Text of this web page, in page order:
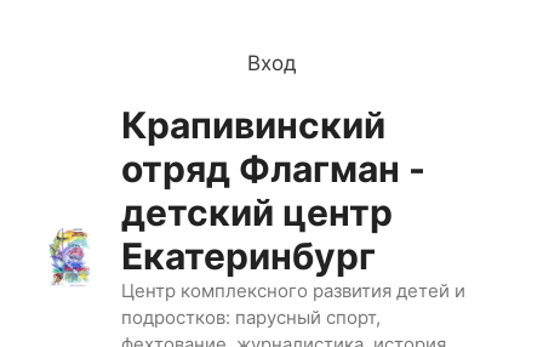
Вход
Крапивинский
отряд Флагман -
детский центр
Екатеринбург
Центр комплексного развития детей и
подростков: парусный спорт,